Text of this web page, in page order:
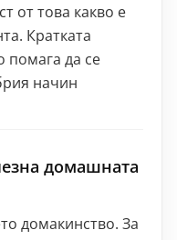
от това какво е
Кратката
помага да се
начин
домашната
домакинство. За